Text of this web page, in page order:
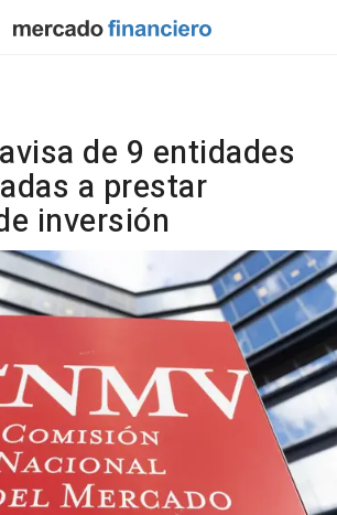
de 9 entidades
a prestar
inversión